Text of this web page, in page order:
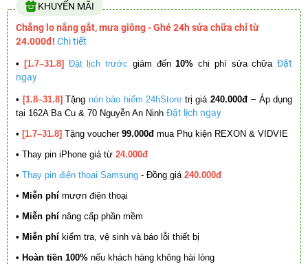
KHUYẾN MÃI
Chẳng lo nắng gắt, mưa giông - Ghé 24h sửa chữa chỉ từ
24.000đ! Chi tiết
• [1.7–31.8] Đặt lịch trước giảm đến10% chi phí sửa chữa Đặt
ngay
• [1.8–31.8] Tặng nón bảo hiểm 24hStore trị giá 240.000đ – Áp dụng
tại 162A Ba Cu & 70 Nguyễn An Ninh Đặt lịch ngay
• [1.7–31.8] Tặng voucher 99.000đ mua Phụ kiện REXON & VIDVIE
• Thay pin iPhone giá từ 24.000đ
• Thay pin điện thoại Samsung - Đồng giá 240.000đ
• Miễn phí mượn điện thoại
• Miễn phí nâng cấp phần mềm
• Miễn phí kiểm tra, vệ sinh và báo lỗi thiết bị
• Hoàn tiền 100% nếu khách hàng không hài lòng